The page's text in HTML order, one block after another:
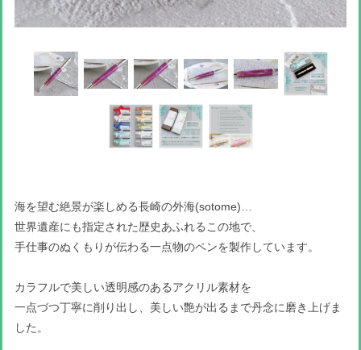
海を望む絶景が楽しめる長崎の外海(sotome)…
世界遺産にも指定された歴史あふれるこの地で、
手仕事のぬくもりが伝わる一点物のペンを製作しています。
カラフルで美しい透明感のあるアクリル素材を
一点づつ丁寧に削り出し、美しい艶が出るまで丹念に磨き上げま
した。